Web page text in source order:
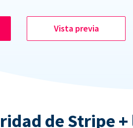
Vista previa
de Stripe